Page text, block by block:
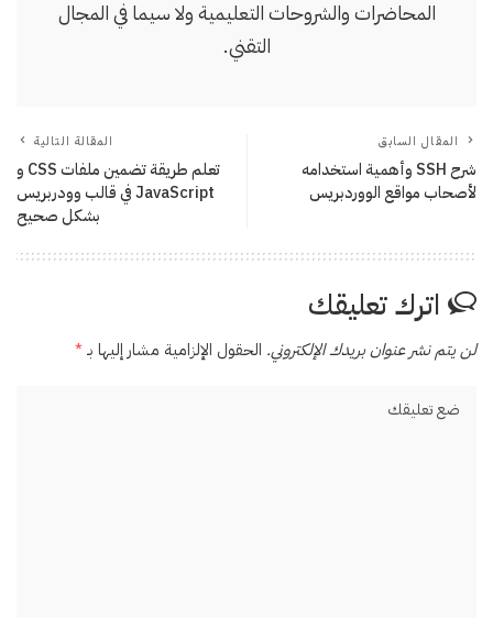
المحاضرات والشروحات التعليمية ولا سيما في المجال
التقني.
المقال السابق
شرح SSH وأهمية استخدامه
لأصحاب مواقع الووردبريس
المقالة التالية
تعلم طريقة تضمين ملفات CSS و
JavaScript في قالب وودربريس
بشكل صحيح
اترك تعليقك
لن يتم نشر عنوان بريدك الإلكتروني. الحقول الإلزامية مشار إليها بـ*